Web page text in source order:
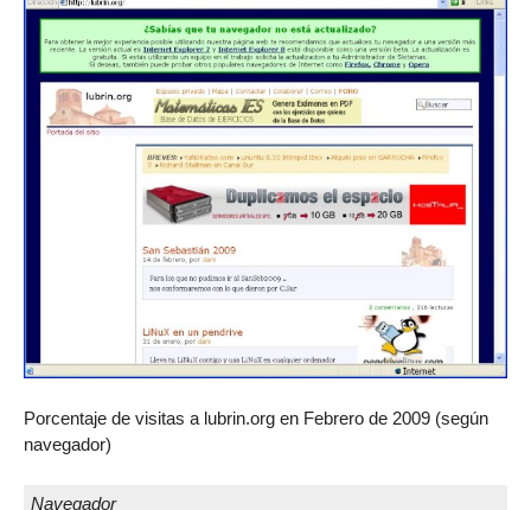
Porcentaje de visitas a lubrin.org en Febrero de 2009 (según
navegador)
Navegador